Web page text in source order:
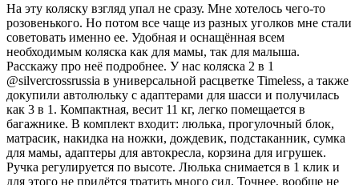
На эту коляску взгляд упал не сразу. Мне хотелось чего-то
розовенького. Но потом все чаще из разных уголков мне стали
советовать именно ее. Удобная и оснащённая всем
необходимым коляска как для мамы, так для малыша.
Расскажу про неё подробнее. У нас коляска 2 в 1
@silvercrossrussia в универсальной расцветке Timeless, а также
докупили автолюльку с адаптерами для шасси и получилась
как 3 в 1. Компактная, весит 11 кг, легко помещается в
багажнике. В комплект входит: люлька, прогулочный блок,
матрасик, накидка на ножки, дождевик, подстаканник, сумка
для мамы, адаптеры для автокресла, корзина для игрушек.
Ручка регулируется по высоте. Люлька снимается в 1 клик и
для этого не придётся тратить много сил. Точнее, вообще не